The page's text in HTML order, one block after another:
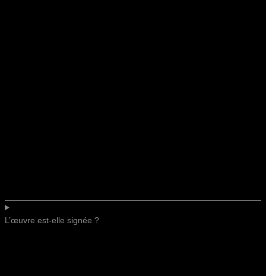
L’œuvre est-elle signée ?